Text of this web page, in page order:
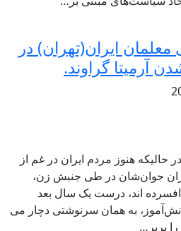
معلمان ایران(تهران) در
آرمیتا گراوند.
حالیکه هنوز مردم ایران در غم از
جوان‌شان در طی جنبش زن،
افسرده اند، درست یک سال بعد
به همان سرنوشتی دچار می
پرپر…